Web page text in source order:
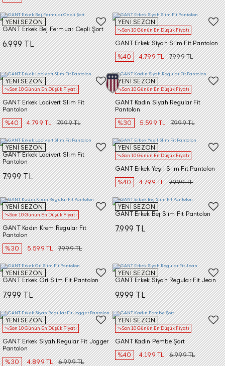
YENİ SEZON
GANT Erkek Bej Fermuar Cepli Şort
6.999 TL
YENİ SEZON
Son 10 Günün En Düşük Fiyatı
GANT Erkek Siyah Slim Fit Pantolon
%40
4.799 TL 7.999 TL
YENİ SEZON
Son 10 Günün En Düşük Fiyatı
GANT Erkek Lacivert Slim Fit
Pantolon
%40
4.799 TL 7.999 TL
YENİ SEZON
Son 10 Günün En Düşük Fiyatı
GANT Kadın Siyah Regular Fit
Pantolon
%30
5.599 TL 7.999 TL
YENİ SEZON
GANT Erkek Lacivert Slim Fit
Pantolon
7.999 TL
YENİ SEZON
Son 10 Günün En Düşük Fiyatı
GANT Erkek Yeşil Slim Fit Pantolon
%40
4.799 TL 7.999 TL
YENİ SEZON
Son 10 Günün En Düşük Fiyatı
GANT Kadın Krem Regular Fit
Pantolon
%30
5.599 TL 7.999 TL
YENİ SEZON
GANT Erkek Bej Slim Fit Pantolon
7.999 TL
YENİ SEZON
GANT Erkek Gri Slim Fit Pantolon
7.999 TL
YENİ SEZON
GANT Erkek Siyah Regular Fit Jean
9.999 TL
YENİ SEZON
Son 10 Günün En Düşük Fiyatı
GANT Erkek Siyah Regular Fit Jogger
Pantolon
%30
4.899 TL 6.999 TL
YENİ SEZON
Son 10 Günün En Düşük Fiyatı
GANT Kadın Pembe Şort
%40
4.199 TL 6.999 TL